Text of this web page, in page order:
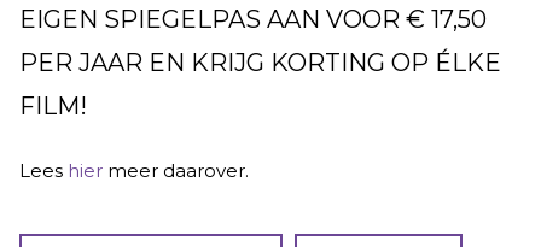
EIGEN SPIEGELPAS AAN VOOR € 17,50
PER JAAR EN KRIJG KORTING OP ÉLKE
FILM!
Lees hier meer daarover.